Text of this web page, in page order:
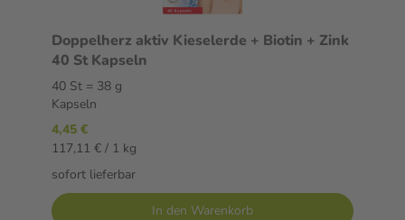
Doppelherz aktiv Kieselerde + Biotin + Zink
40 St Kapseln
40 St = 38 g
Kapseln
4,45 €
117,11 € / 1 kg
sofort lieferbar
In den Warenkorb